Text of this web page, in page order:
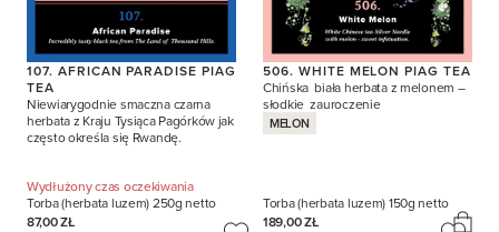
107. AFRICAN PARADISE PIAG
TEA
Niewiarygodnie smaczna czarna
herbata z Kraju Tysiąca Pagórków jak
często określa się Rwandę.
Wydłużony czas oczekiwania
Torba (herbata luzem)250g netto
87,00 ZŁ
506. WHITE MELON PIAG TEA
Chińska biała herbata z melonem –
słodkie zauroczenie
MELON
Torba (herbata luzem)150g netto
189,00 ZŁ